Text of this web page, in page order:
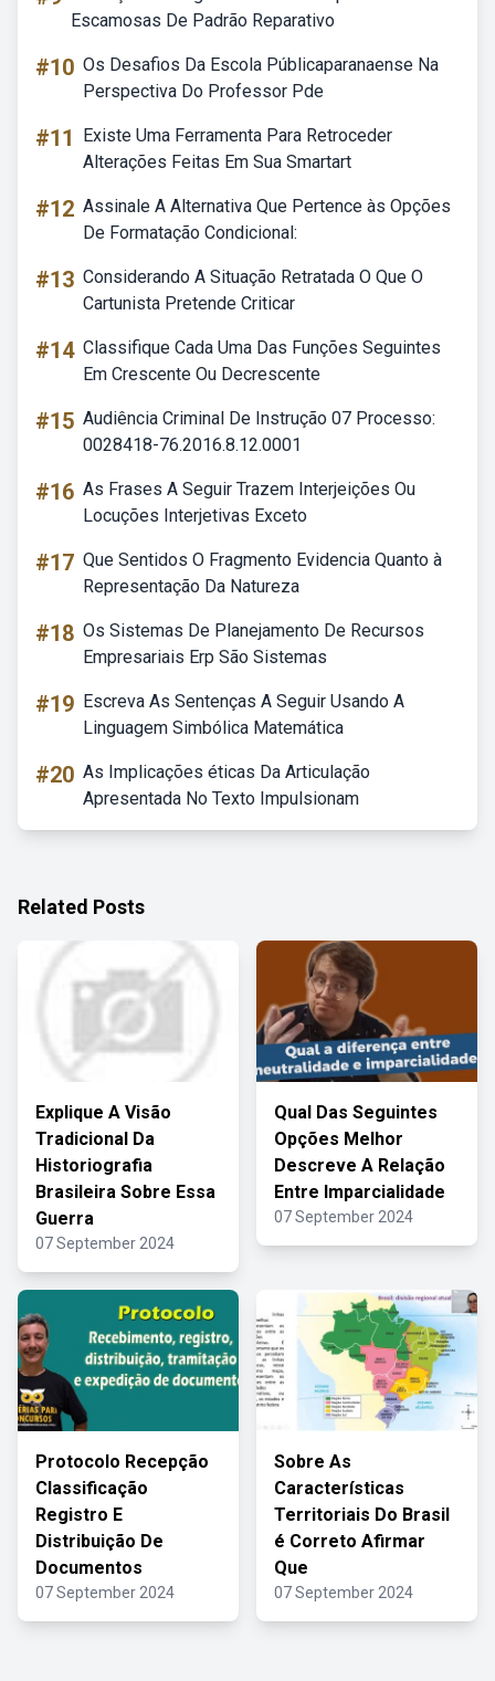
Escamosas De Padrão Reparativo
#10 Os Desafios Da Escola Públicaparanaense Na
Perspectiva Do Professor Pde
#11
Existe Uma Ferramenta Para Retroceder
Alterações Feitas Em Sua Smartart
#12 Assinale A Alternativa Que Pertence às Opções
De Formatação Condicional:
#13 Considerando A Situação Retratada O Que O
Cartunista Pretende Criticar
#14 Classifique Cada Uma Das Funções Seguintes
Em Crescente Ou Decrescente
#15 Audiência Criminal De Instrução 07 Processo:
0028418-76.2016.8.12.0001
#16 As Frases A Seguir Trazem Interjeições Ou
Locuções Interjetivas Exceto
#17 Que Sentidos O Fragmento Evidencia Quanto à
Representação Da Natureza
#18 Os Sistemas De Planejamento De Recursos
Empresariais Erp São Sistemas
#19 Escreva As Sentenças A Seguir Usando A
Linguagem Simbólica Matemática
#20 As Implicações éticas Da Articulação
Apresentada No Texto Impulsionam
Related Posts
Explique A Visão
Tradicional Da
Historiografia
Brasileira Sobre Essa
Guerra
07 September 2024
Qual Das Seguintes
Opções Melhor
Descreve A Relação
Entre Imparcialidade
07 September 2024
Protocolo Recepção
Classificação
Registro E
Distribuição De
Documentos
07 September 2024
Sobre As
Características
Territoriais Do Brasil
é Correto Afirmar
Que
07 September 2024